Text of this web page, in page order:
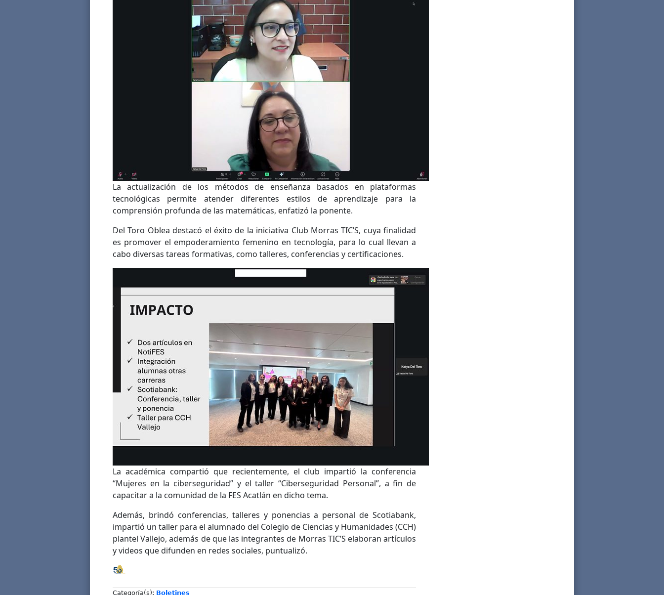
La actualización de los métodos de enseñanza basados en plataformas
tecnológicas permite atender diferentes estilos de aprendizaje para la
comprensión profunda de las matemáticas, enfatizó la ponente.
Del Toro Oblea destacó el éxito de la iniciativa Club Morras TIC’S, cuya finalidad
es promover el empoderamiento femenino en tecnología, para lo cual llevan a
cabo diversas tareas formativas, como talleres, conferencias y certificaciones.
La académica compartió que recientemente, el club impartió la conferencia
“Mujeres en la ciberseguridad” y el taller “Ciberseguridad Personal”, a fin de
capacitar a la comunidad de la FES Acatlán en dicho tema.
Además, brindó conferencias, talleres y ponencias a personal de Scotiabank,
impartió un taller para el alumnado del Colegio de Ciencias y Humanidades (CCH)
plantel Vallejo, además de que las integrantes de Morras TIC’S elaboran artículos
y videos que difunden en redes sociales, puntualizó.
Categoría(s): Boletines